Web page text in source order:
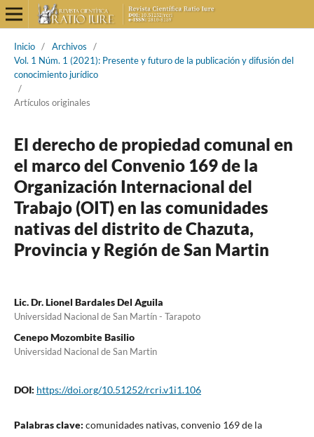
Inicio / Archivos
/
Vol. 1 Núm. 1 (2021): Presente y futuro de la publicación y difusión del
conocimiento jurídico
/
Artículos originales
El derecho de propiedad comunal en
el marco del Convenio 169 de la
Organización Internacional del
Trabajo (OIT) en las comunidades
nativas del distrito de Chazuta,
Provincia y Región de San Martin
Lic. Dr. Lionel Bardales Del Aguila
Universidad Nacional de San Martín - Tarapoto
Cenepo Mozombite Basilio
Universidad Nacional de San Martin
DOI: https://doi.org/10.51252/rcri.v1i1.106
Palabras clave: comunidades nativas, convenio 169 de la